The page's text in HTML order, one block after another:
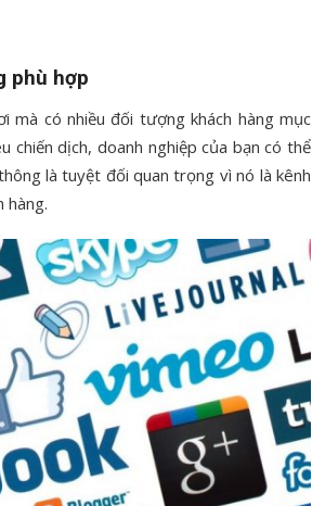
phù hợp
mà có nhiều đối tượng khách hàng mục
chiến dịch, doanh nghiệp của bạn có thể
là tuyệt đối quan trọng vì nó là kênh
hàng.